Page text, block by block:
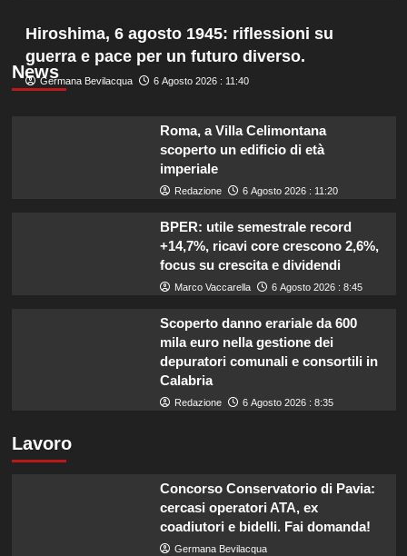
News
Hiroshima, 6 agosto 1945: riflessioni su
guerra e pace per un futuro diverso.
Germana Bevilacqua 6 Agosto 2026 : 11:40
Roma, a Villa Celimontana
scoperto un edificio di età
imperiale
Redazione 6 Agosto 2026 : 11:20
BPER: utile semestrale record
+14,7%, ricavi core crescono 2,6%,
focus su crescita e dividendi
Marco Vaccarella 6 Agosto 2026 : 8:45
Scoperto danno erariale da 600
mila euro nella gestione dei
depuratori comunali e consortili in
Calabria
Redazione 6 Agosto 2026 : 8:35
Lavoro
Concorso Conservatorio di Pavia:
cercasi operatori ATA, ex
coadiutori e bidelli. Fai domanda!
Germana Bevilacqua